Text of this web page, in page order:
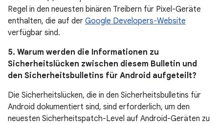
Regel in den neuesten binären Treibern für Pixel-Geräte
enthalten, die auf der Google Developers-Website
verfügbar sind.
5. Warum werden die Informationen zu
Sicherheitslücken zwischen diesem Bulletin und
den Sicherheitsbulletins für Android aufgeteilt?
Die Sicherheitslücken, die in den Sicherheitsbulletins für
Android dokumentiert sind, sind erforderlich, um den
neuesten Sicherheitspatch-Level auf Android-Geräten zu